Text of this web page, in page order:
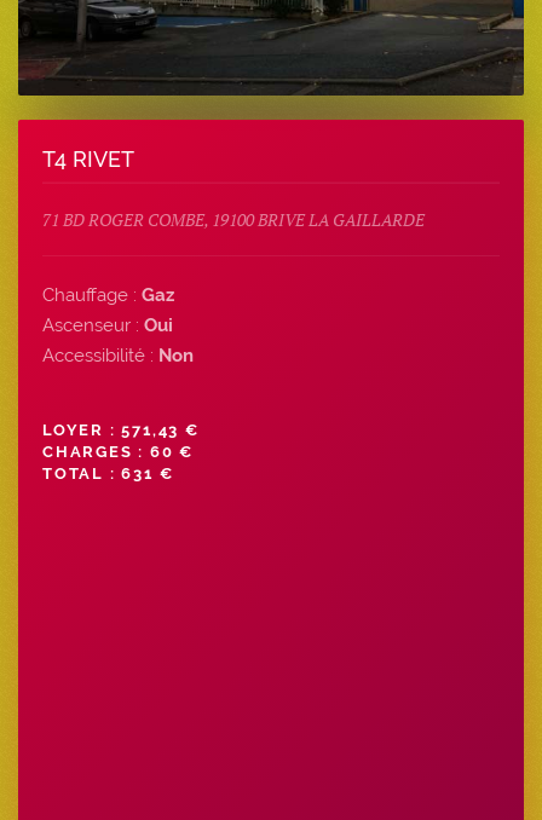
T4 RIVET
71 BD ROGER COMBE, 19100 BRIVE LA GAILLARDE
Chauffage : Gaz
Ascenseur : Oui
Accessibilité : Non
LOYER : 571,43 €
CHARGES : 60 €
TOTAL : 631 €